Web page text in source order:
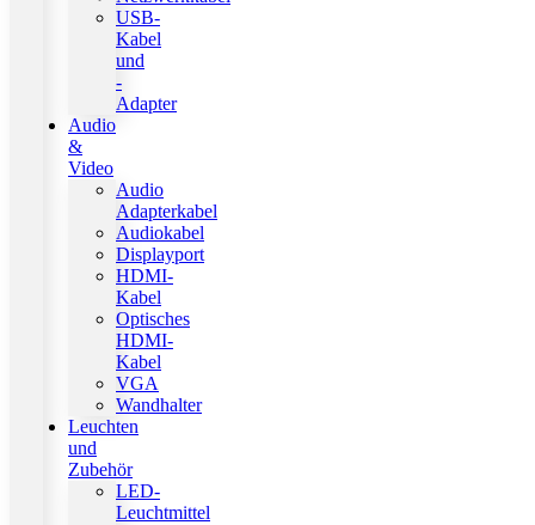
USB-
Kabel
und
-
Adapter
Audio
&
Video
Audio
Adapterkabel
Audiokabel
Displayport
HDMI-
Kabel
Optisches
HDMI-
Kabel
VGA
Wandhalter
Leuchten
und
Zubehör
LED-
Leuchtmittel